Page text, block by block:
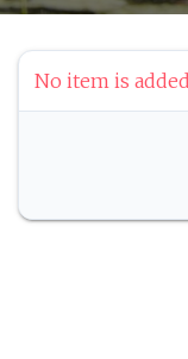
No item is